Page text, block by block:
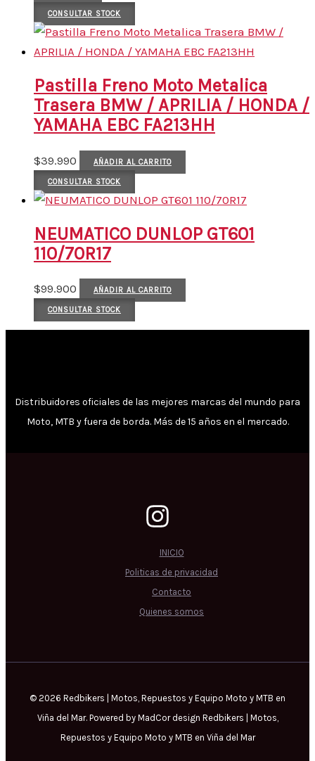
CONSULTAR STOCK
Pastilla Freno Moto Metalica
Trasera BMW / APRILIA / HONDA /
YAMAHA EBC FA213HH
$39.990 AÑADIR AL CARRITO
CONSULTAR STOCK
NEUMATICO DUNLOP GT601
110/70R17
$99.900 AÑADIR AL CARRITO
CONSULTAR STOCK
Distribuidores oficiales de las mejores marcas del mundo para
Moto, MTB y fuera de borda. Más de 15 años en el mercado.
INICIO
Politicas de privacidad
Contacto
Quienes somos
© 2026 Redbikers | Motos, Repuestos y Equipo Moto y MTB en
Viña del Mar. Powered by MadCor design Redbikers | Motos,
Repuestos y Equipo Moto y MTB en Viña del Mar